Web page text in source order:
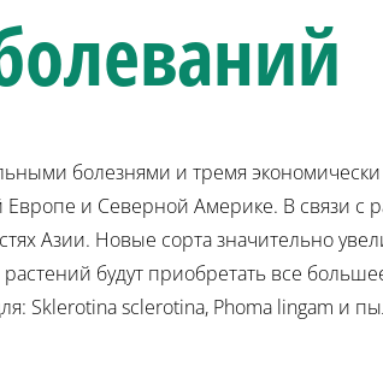
болезнями и тремя
и Северной Америке. В связи с
Азии. Новые сорта значительно
будут приобретать все
Sklerotina sclerotina, Phoma lingam и